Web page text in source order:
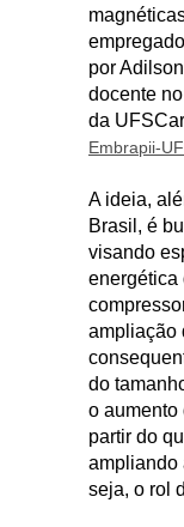
por
docente
da
Embrapii-
A ideia,
Brasil, é
visando
energética
ampliação
do
o aumento
partir do
ampliando
seja, o rol